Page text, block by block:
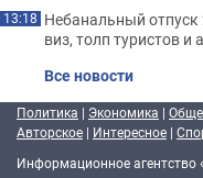
13:18 Небанальный отпуск
виз, толп туристов
Все новости
Политика | Экономика |
Авторское | Интересное |
Информационное агентство